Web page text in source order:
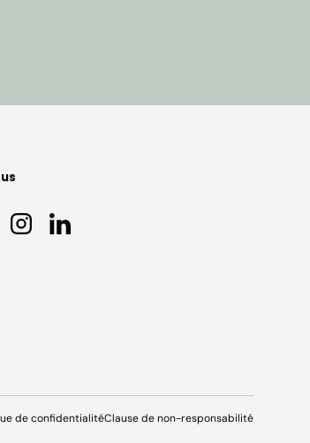
InstagramLinkedIn
de confidentialitéClause de non-responsabilité